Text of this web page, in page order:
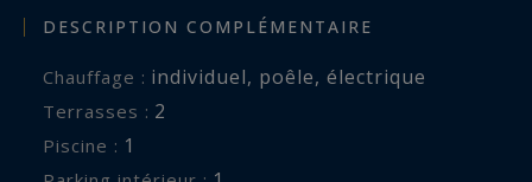
DESCRIPTION COMPLÉMENTAIRE
Chauffage : individuel, poêle, électrique
terrasses : 2
piscine : 1